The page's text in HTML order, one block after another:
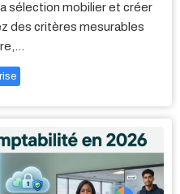
sélection mobilier et créer
des critères mesurables